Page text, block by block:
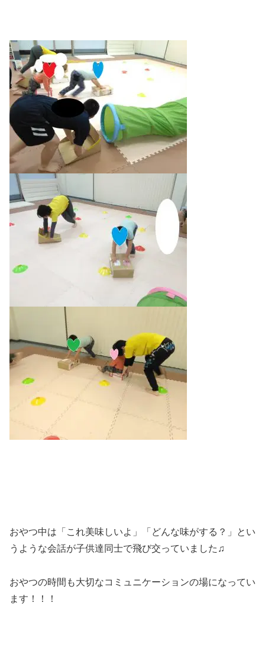
おやつ中は「これ美味しいよ」「どんな味がする？」とい
うような会話が子供達同士で飛び交っていました♫
おやつの時間も大切なコミュニケーションの場になってい
ます！！！